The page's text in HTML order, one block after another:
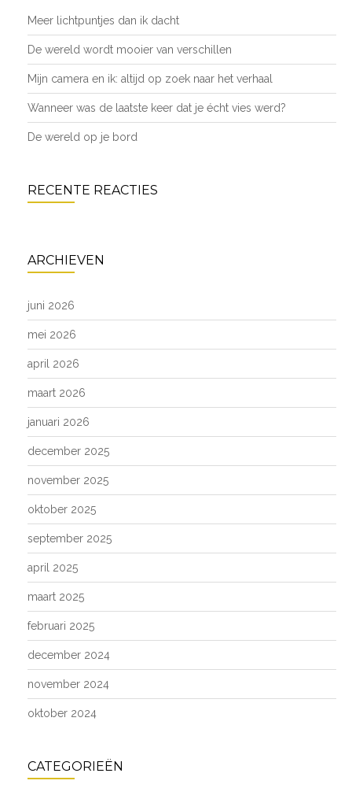
Meer lichtpuntjes dan ik dacht
De wereld wordt mooier van verschillen
Mijn camera en ik: altijd op zoek naar het verhaal
Wanneer was de laatste keer dat je écht vies werd?
De wereld op je bord
RECENTE REACTIES
ARCHIEVEN
juni 2026
mei 2026
april 2026
maart 2026
januari 2026
december 2025
november 2025
oktober 2025
september 2025
april 2025
maart 2025
februari 2025
december 2024
november 2024
oktober 2024
CATEGORIEËN